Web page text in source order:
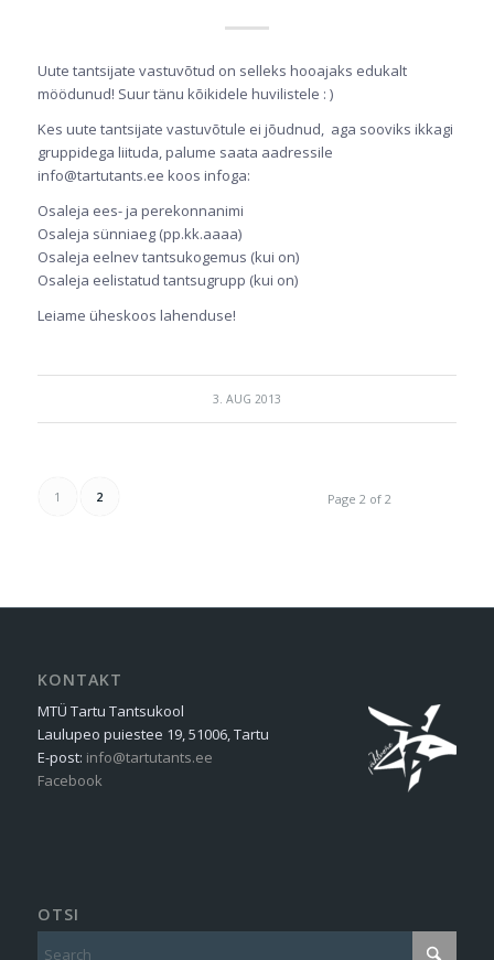
Uute tantsijate vastuvõtud on selleks hooajaks edukalt
möödunud! Suur tänu kõikidele huvilistele : )
Kes uute tantsijate vastuvõtule ei jõudnud, aga sooviks ikkagi
gruppidega liituda, palume saata aadressile
info@tartutants.ee koos infoga:
Osaleja ees- ja perekonnanimi
Osaleja sünniaeg (pp.kk.aaaa)
Osaleja eelnev tantsukogemus (kui on)
Osaleja eelistatud tantsugrupp (kui on)
Leiame üheskoos lahenduse!
3. AUG 2013
Page 2 of 2
1 2
KONTAKT
MTÜ Tartu Tantsukool
Laulupeo puiestee 19, 51006, Tartu
E-post: info@tartutants.ee
Facebook
OTSI